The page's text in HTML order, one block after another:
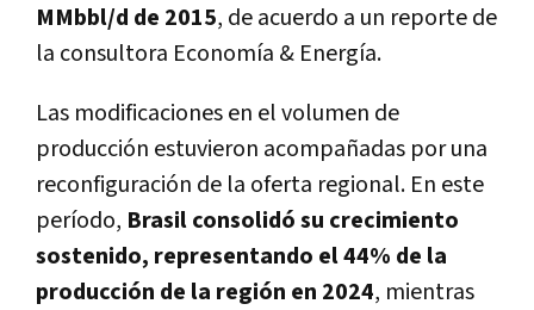
MMbbl/d de 2015, de acuerdo a un reporte de
la consultora Economía & Energía.
Las modificaciones en el volumen de
producción estuvieron acompañadas por una
reconfiguración de la oferta regional. En este
período, Brasil consolidó su crecimiento
sostenido, representando el 44% de la
producción de la región en 2024, mientras